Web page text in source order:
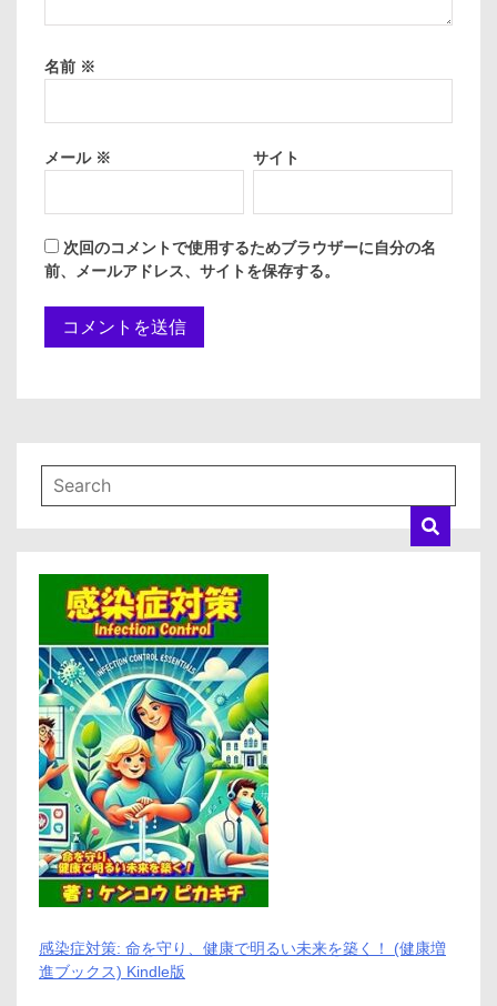
名前 ※
メール ※ サイト
次回のコメントで使用するためブラウザーに自分の名
前、メールアドレス、サイトを保存する。
感染症対策: 命を守り、健康で明るい未来を築く！ (健康増
進ブックス) Kindle版